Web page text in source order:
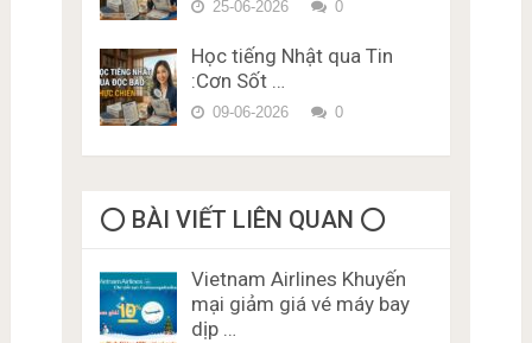
25-06-2026 0
Học tiếng Nhật qua Tin
:Cơn Sốt …
09-06-2026 0
⭕️ BÀI VIẾT LIÊN QUAN ⭕️
Vietnam Airlines Khuyến
mại giảm giá vé máy bay
dịp …